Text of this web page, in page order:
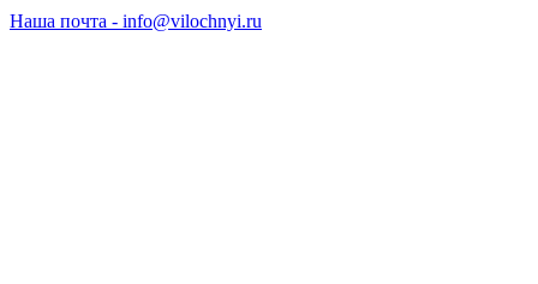
Наша почта - info@vilochnyi.ru